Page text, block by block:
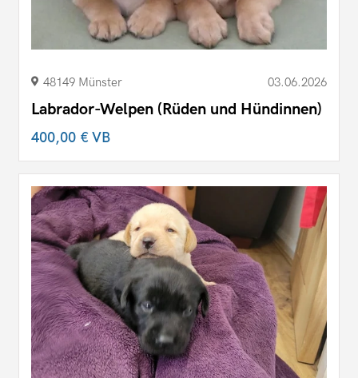
48149 Münster 03.06.2026
Labrador-Welpen (Rüden und Hündinnen)
400,00 €VB